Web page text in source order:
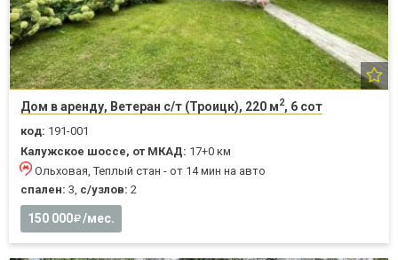
Дом в аренду, Ветеран с/т (Троицк), 220 м2, 6 сот
код: 191-001
Калужское шоссе, от МКАД: 17+0 км
Ольховая, Теплый стан - от 14 мин на авто
спален: 3, с/узлов: 2
150 000 /мес.